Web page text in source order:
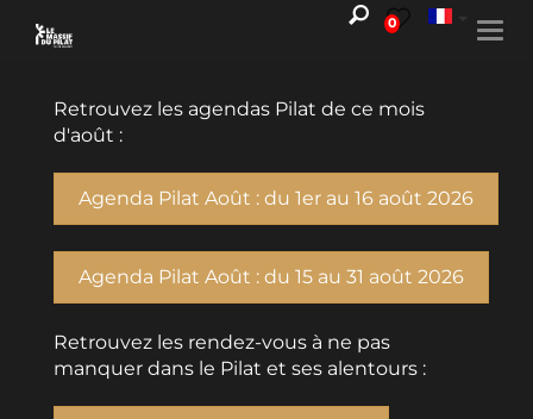
0
Retrouvez les agendas Pilat de ce mois
d'août :
Agenda Pilat Août : du 1er au 16 août 2026
Agenda Pilat Août : du 15 au 31 août 2026
Retrouvez les rendez-vous à ne pas
manquer dans le Pilat et ses alentours :